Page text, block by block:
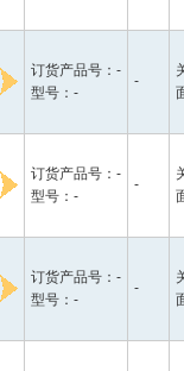
订货产品号：-
型号：-
-
订货产品号：-
型号：-
-
订货产品号：-
型号：-
-